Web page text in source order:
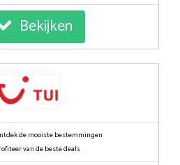
Bekijken
de mooiste bestemmingen
van de beste deals